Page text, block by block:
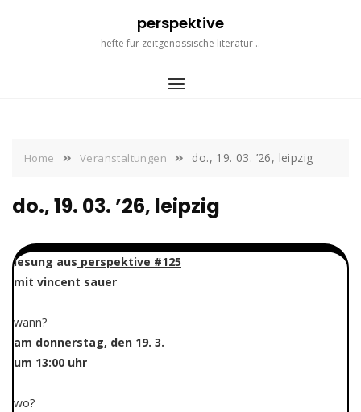
perspektive
hefte für zeitgenössische literatur ..
Home Veranstaltungen do., 19. 03. ’26, leipzig
do., 19. 03. ’26, leipzig
lesung aus perspektive #125
mit vincent sauer
wann?
am donnerstag, den 19. 3.
um 13:00 uhr
wo?